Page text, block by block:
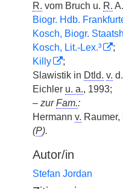
R. vom Bruch u. R.
Biogr. Hdb.
Kosch, Biogr.
Kosch, Lit.-Lex.³
;
Killy
;
Slawistik in Dtld. v.
Eichler u. a., 1993;
– zurFam.:
Hermann v. Raumer,
(P).
Autor/in
Stefan Jordan